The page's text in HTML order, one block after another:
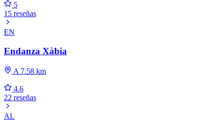
5
15 reseñas
EN
Endanza Xàbia
A 7.58 km
4.6
22 reseñas
AL